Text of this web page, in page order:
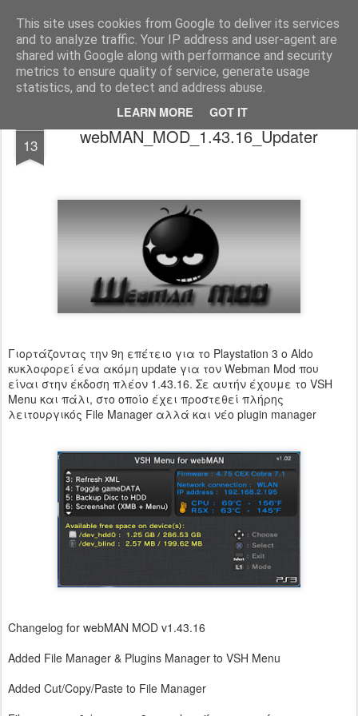
This site uses cookies from Google to deliver its services
and to analyze traffic. Your IP address and user-agent are
shared with Google along with performance and security
metrics to ensure quality of service, generate usage
statistics, and to detect and address abuse.
LEARN MORE GOT IT
www.psjailbreak.gr Καλωσήρθατε στο No1 site για τις κονσόλες Playstation στην Ελλάδα
Pages
13 webMAN_MOD_1.43.16_Updater
Γιορτάζοντας την 9η επέτειο για το Playstation 3 o Aldo
κυκλοφορεί ένα ακόμη update για τον Webman Mod που
είναι στην έκδοση πλέον 1.43.16. Σε αυτήν έχουμε το VSH
Menu και πάλι, στο οποίο έχει προστεθεί πλήρης
λειτουργικός File Manager αλλά και νέο plugin manager
Changelog for webMAN MOD v1.43.16
Added File Manager & Plugins Manager to VSH Menu
Added Cut/Copy/Paste to File Manager